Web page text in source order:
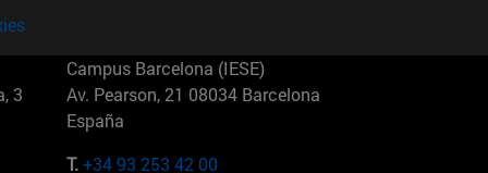
3
Campus Barcelona (IESE)
Av. Pearson, 21 08034 Barcelona
España
T.+34 93 253 42 00